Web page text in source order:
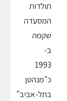
תולדות
המסעדה
שקמה
ב-
1993
כ"מנהטן
בתל-אביב"